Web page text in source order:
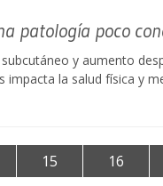
patología poco
y aumento
la salud física y
15 16